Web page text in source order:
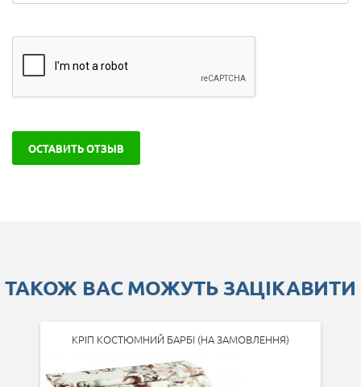
ОСТАВИТЬ ОТЗЫВ
ТАКОЖ ВАС МОЖУТЬ ЗАЦІКАВИТИ
КРІП КОСТЮМНИЙ БАРБІ (НА ЗАМОВЛЕННЯ)